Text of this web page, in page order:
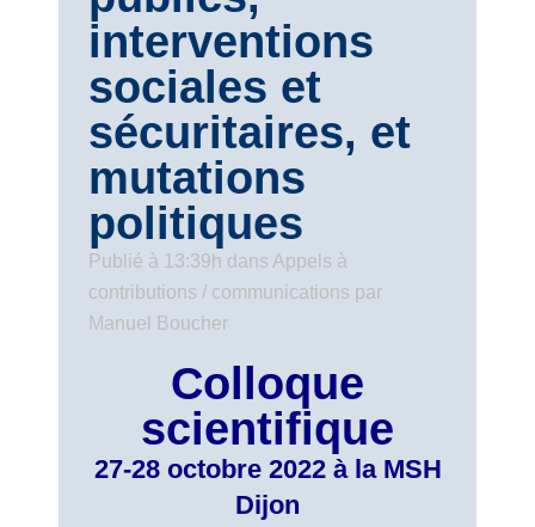
interventions
sociales et
sécuritaires, et
mutations
politiques
Publié à 13:39h dans Appels à
contributions / communications par
Manuel Boucher
Colloque
scientifique
27-28 octobre 2022 à la MSH
Dijon